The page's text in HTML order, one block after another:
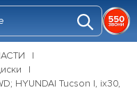
HYUNDAI Tucson I, ix30,